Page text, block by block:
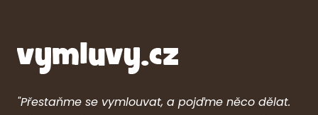
"Přestaňme se vymlouvat, a pojďme něco dělat.